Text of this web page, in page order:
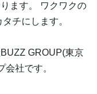
ます。 ワクワクの
チにします。
GROUP(東京
社です。